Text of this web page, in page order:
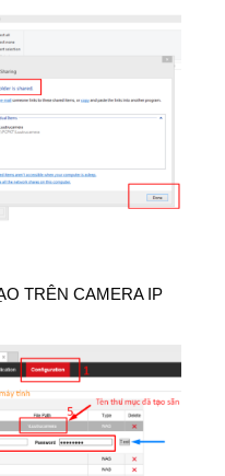
TRÊN CAMERA IP